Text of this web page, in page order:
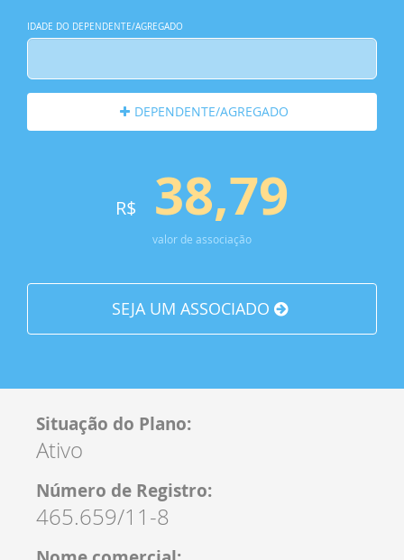
IDADE DO DEPENDENTE/AGREGADO
DEPENDENTE/AGREGADO
R$ 38,79
valor de associação
SEJA UM ASSOCIADO
Situação do Plano:
Ativo
Número de Registro:
465.659/11-8